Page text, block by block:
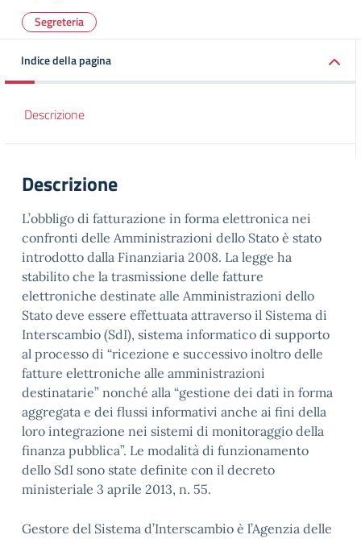
Segreteria
Indice della pagina
Descrizione
Descrizione
L’obbligo di fatturazione in forma elettronica nei
confronti delle Amministrazioni dello Stato è stato
introdotto dalla Finanziaria 2008. La legge ha
stabilito che la trasmissione delle fatture
elettroniche destinate alle Amministrazioni dello
Stato deve essere effettuata attraverso il Sistema di
Interscambio (SdI), sistema informatico di supporto
al processo di “ricezione e successivo inoltro delle
fatture elettroniche alle amministrazioni
destinatarie” nonché alla “gestione dei dati in forma
aggregata e dei flussi informativi anche ai fini della
loro integrazione nei sistemi di monitoraggio della
finanza pubblica”. Le modalità di funzionamento
dello SdI sono state definite con il decreto
ministeriale 3 aprile 2013, n. 55.
Gestore del Sistema d’Interscambio è l’Agenzia delle